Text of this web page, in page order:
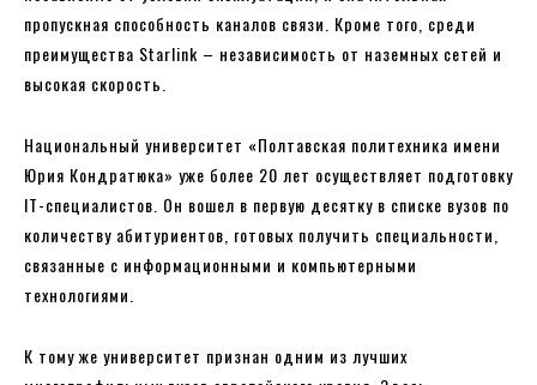
пропускная способность каналов связи. Кроме того, среди
преимущества Starlink – независимость от наземных сетей и
высокая скорость.
Национальный университет «Полтавская политехника имени
Юрия Кондратюка» уже более 20 лет осуществляет подготовку
IT-специалистов. Он вошел в первую десятку в списке вузов по
количеству абитуриентов, готовых получить специальности,
связанные с информационными и компьютерными
технологиями.
К тому же университет признан одним из лучших